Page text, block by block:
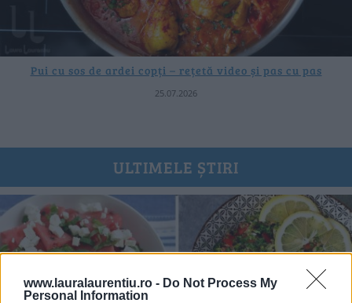
www.lauralaurentiu.ro - Do Not Process My
Personal Information
Pui cu sos de ardei copți – rețetă video și pas cu pas
25.07.2026
ULTIMELE ȘTIRI